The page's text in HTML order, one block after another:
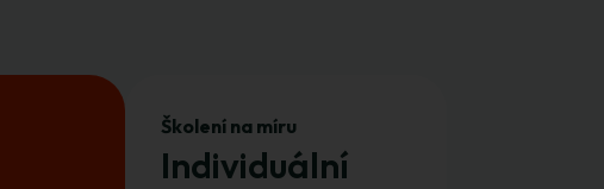
Školení na míru
Individuální